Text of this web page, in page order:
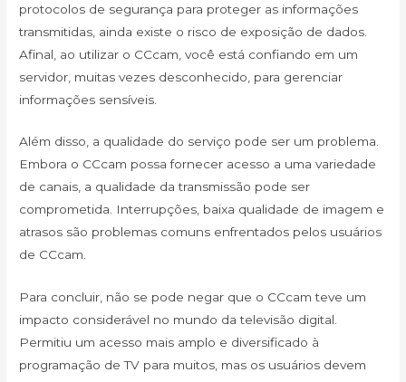
protocolos de segurança para proteger as informações
transmitidas, ainda existe o risco de exposição de dados.
Afinal, ao utilizar o CCcam, você está confiando em um
servidor, muitas vezes desconhecido, para gerenciar
informações sensíveis.
Além disso, a qualidade do serviço pode ser um problema.
Embora o CCcam possa fornecer acesso a uma variedade
de canais, a qualidade da transmissão pode ser
comprometida. Interrupções, baixa qualidade de imagem e
atrasos são problemas comuns enfrentados pelos usuários
de CCcam.
Para concluir, não se pode negar que o CCcam teve um
impacto considerável no mundo da televisão digital.
Permitiu um acesso mais amplo e diversificado à
programação de TV para muitos, mas os usuários devem